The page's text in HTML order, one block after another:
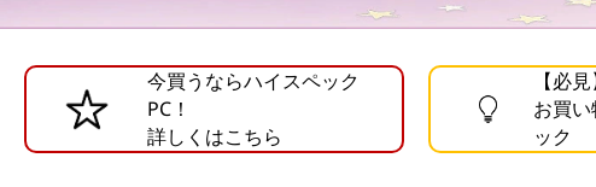
今買うならハイスペック
PC！
詳しくはこちら
【必
お買
ック